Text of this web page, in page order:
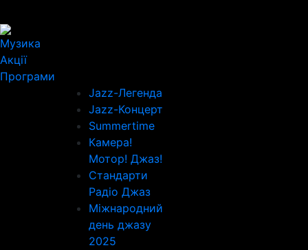
Музика
Акції
Програми
Jazz-Легенда
Jazz-Концерт
Summertime
Камера!
Мотор! Джаз!
Стандарти
Радіо Джаз
Міжнародний
день джазу
2025